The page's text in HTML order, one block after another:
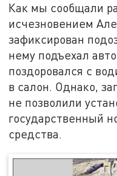
Как мы сообщали
исчезновением
зафиксирован
нему подъехал
поздоровался с
в салон. Однако,
не позволили
государственный
средства.